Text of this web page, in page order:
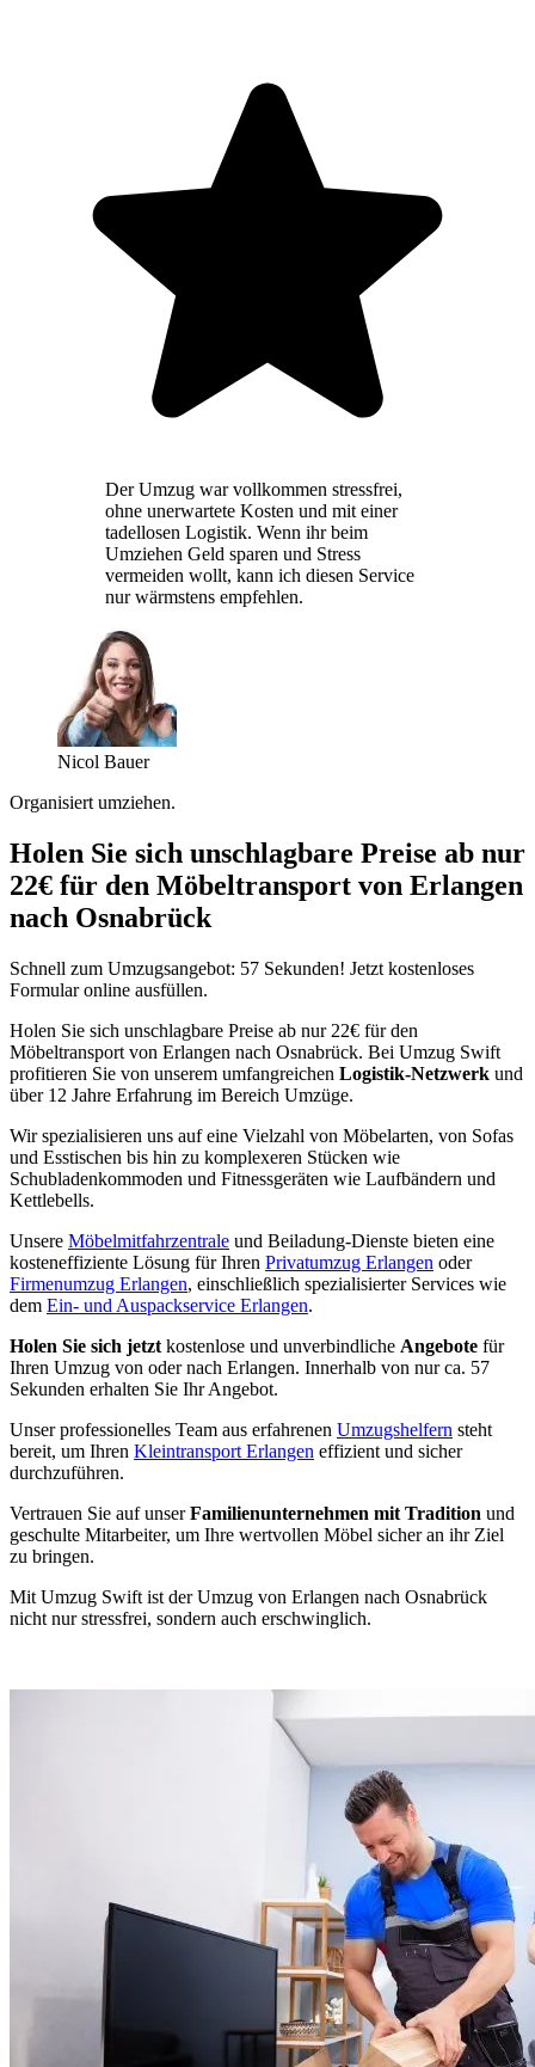
Der Umzug war vollkommen stressfrei,
ohne unerwartete Kosten und mit einer
tadellosen Logistik. Wenn ihr beim
Umziehen Geld sparen und Stress
vermeiden wollt, kann ich diesen Service
nur wärmstens empfehlen.
Nicol Bauer
Organisiert umziehen.
Holen Sie sich unschlagbare Preise ab nur
22€ für den Möbeltransport von Erlangen
nach Osnabrück
Schnell zum Umzugsangebot: 57 Sekunden! Jetzt kostenloses
Formular online ausfüllen.
Holen Sie sich unschlagbare Preise ab nur 22€ für den
Möbeltransport von Erlangen nach Osnabrück. Bei Umzug Swift
profitieren Sie von unserem umfangreichen Logistik-Netzwerk und
über 12 Jahre Erfahrung im Bereich Umzüge.
Wir spezialisieren uns auf eine Vielzahl von Möbelarten, von Sofas
und Esstischen bis hin zu komplexeren Stücken wie
Schubladenkommoden und Fitnessgeräten wie Laufbändern und
Kettlebells.
Unsere Möbelmitfahrzentrale und Beiladung-Dienste bieten eine
kosteneffiziente Lösung für Ihren Privatumzug Erlangen oder
Firmenumzug Erlangen, einschließlich spezialisierter Services wie
dem Ein- und Auspackservice Erlangen.
Holen Sie sich jetzt kostenlose und unverbindliche Angebote für
Ihren Umzug von oder nach Erlangen. Innerhalb von nur ca. 57
Sekunden erhalten Sie Ihr Angebot.
Unser professionelles Team aus erfahrenen Umzugshelfern steht
bereit, um Ihren Kleintransport Erlangen effizient und sicher
durchzuführen.
Vertrauen Sie auf unserFamilienunternehmen mit Tradition und
geschulte Mitarbeiter, um Ihre wertvollen Möbel sicher an ihr Ziel
zu bringen.
Mit Umzug Swift ist der Umzug von Erlangen nach Osnabrück
nicht nur stressfrei, sondern auch erschwinglich.